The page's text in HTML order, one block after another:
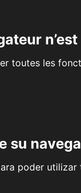
toutes les
su
poder